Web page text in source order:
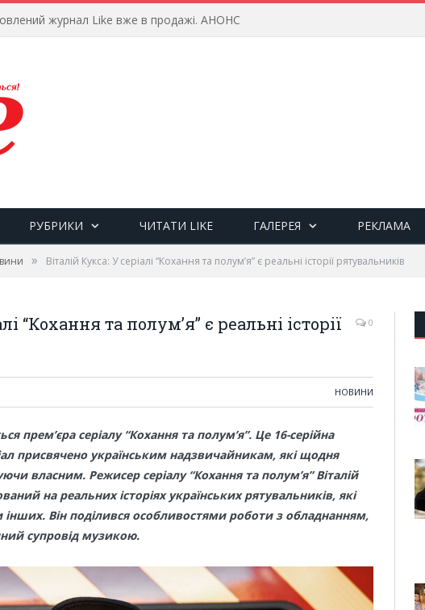
журнал Like вже в продажі. АНОНС
РУБРИКИ ЧИТАТИ LIKE ГАЛЕРЕЯ РЕКЛАМА
» Віталій Кукса: У серіалі “Кохання та полум’я” є реальні історії рятувальників
“Кохання та полум’я” є реальні історії
0
НОВИНИ
прем’єра серіалу “Кохання та полум’я”. Це 16-серійна
присвячено українським надзвичайникам, які щодня
власним. Режисер серіалу “Кохання та полум’я” Віталій
на реальних історіях українських рятувальників, які
Він поділився особливостями роботи з обладнанням,
супровід музикою.